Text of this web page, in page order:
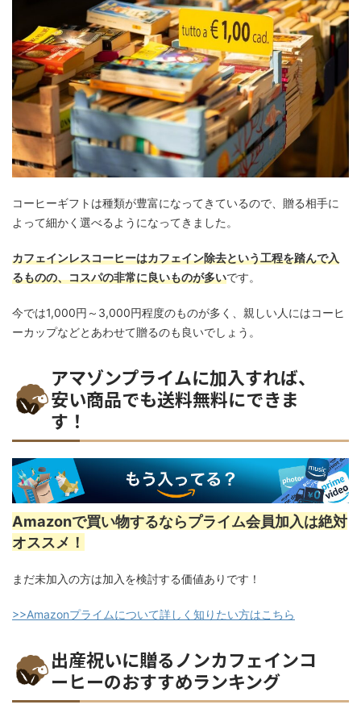
コーヒーギフトは種類が豊富になってきているので、贈る相手に
よって細かく選べるようになってきました。
カフェインレスコーヒーはカフェイン除去という工程を踏んで入
るものの、コスパの非常に良いものが多いです。
今では1,000円～3,000円程度のものが多く、親しい人にはコーヒ
ーカップなどとあわせて贈るのも良いでしょう。
アマゾンプライムに加入すれば、
安い商品でも送料無料にできま
す！
Amazonで買い物するならプライム会員加入は絶対
オススメ！
まだ未加入の方は加入を検討する価値ありです！
>>Amazonプライムについて詳しく知りたい方はこちら
出産祝いに贈るノンカフェインコ
ーヒーのおすすめランキング